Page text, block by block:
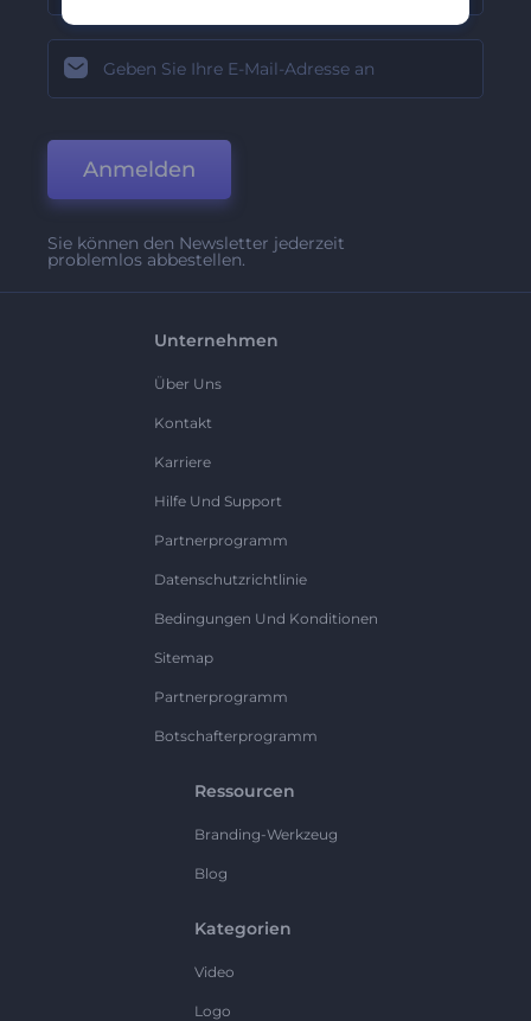
Anmelden
Sie können den Newsletter jederzeit
problemlos abbestellen.
Unternehmen
Über Uns
Kontakt
Karriere
Hilfe Und Support
Partnerprogramm
Datenschutzrichtlinie
Bedingungen Und Konditionen
Sitemap
Partnerprogramm
Botschafterprogramm
Ressourcen
Branding-Werkzeug
Blog
Kategorien
Video
Logo